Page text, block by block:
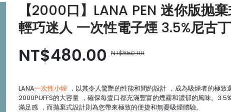
【2000口】LANA PEN 迷你版抛
輕巧迷人 一次性電子煙 3.5%尼古丁
NT$480.00 NT$650.00
LANA一次性小煙 ， 以其令人驚艷的性能和間約設計 ，成為吸煙者的極致
2000PUFFS的大容量 ，確保每壹口都充滿豐富的煙霧和濃郁的風味。
滿足感 ，而抛棄式設計則為您帶來極致的便捷和無憂吸煙體驗。